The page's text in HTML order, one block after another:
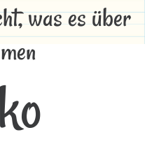
was es über